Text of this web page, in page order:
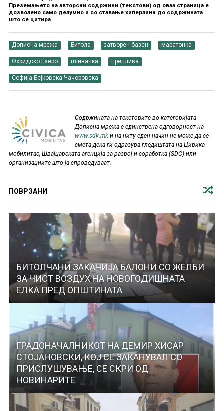
Преземањето на авторски содржини (текстови) од оваа страница е
дозволено само делумно и со ставање хиперлинк до содржината
што се цитира
Дописна мрежа Битола затворен базен маратонка
Охридско Езеро пливачка преплива
Софија Бејковска Чачоровска
Содржината на текстовите во категоријата
Дописна мрежа е единствена одговорност на
www.sdk.mk и на ниту еден начин не може да се
смета дека ги одразува гледиштата на Цивика
мобилитас, Швајцарската агенција за развој и соработка (SDC) или
организациите што ја спроведуваат.
ПОВРЗАНИ
БИТОЛЧАНИ ЗАКАЧИЈА БАЛОНИ СО ЖЕЛБИ
ЗА ЧИСТ ВОЗДУХ НА НОВОГОДИШНАТА
ЕЛКА ПРЕД ОПШТИНАТА
ГРАДОНАЧАЛНИКОТ НА ДЕМИР ХИСАР
СТОЈАНОВСКИ, КОЈ СЕ ЗАКАНУВАЛ СО
ПРИСЛУШУВАЊЕ, СЕ СКРИ ОД
НОВИНАРИТЕ